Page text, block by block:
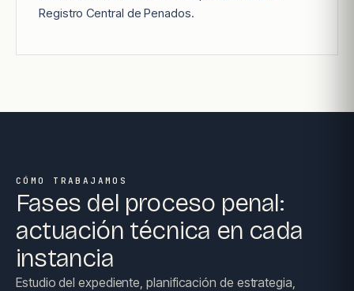
Registro Central de Penados.
CÓMO TRABAJAMOS
Fases del proceso penal:
actuación técnica en cada
instancia
Estudio del expediente, planificación de estrategia,